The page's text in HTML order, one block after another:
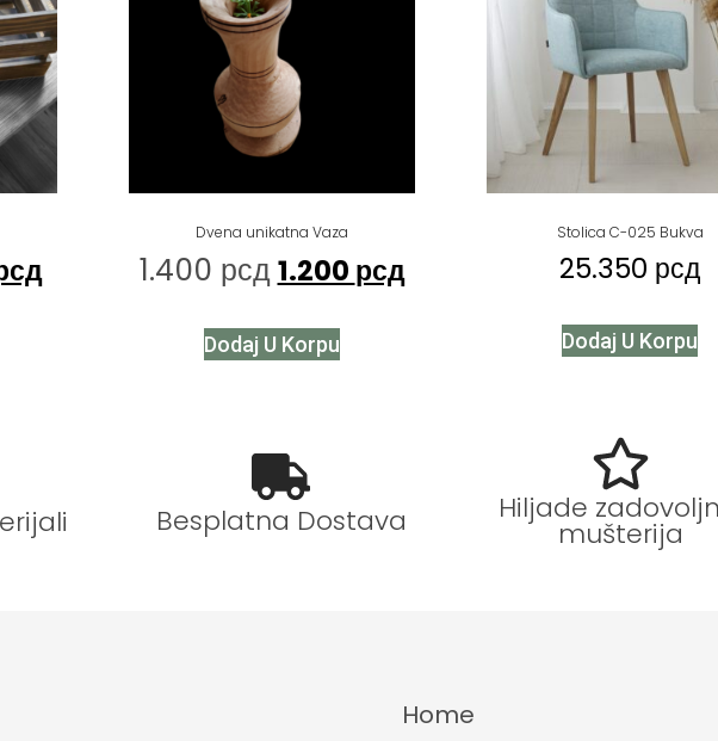
Dvena unikatna Vaza
1.400 рсд 1.200 рсд
Dodaj U Korpu
Stolica C-025 Bukva
25.350 рсд
Dodaj U Korpu
Besplatna Dostava Hiljade
mušterija
Home